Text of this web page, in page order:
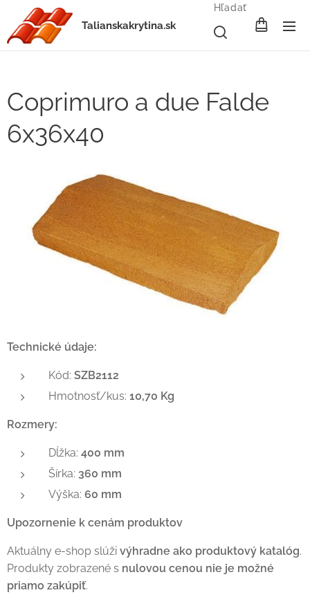
Talianskakrytina.sk
Hľadať
Coprimuro a due Falde
6x36x40
Technické údaje:
Kód: SZB2112
Hmotnosť/kus: 10,70 Kg
Rozmery:
Dĺžka: 400 mm
Šírka: 360 mm
Výška: 60 mm
Upozornenie k cenám produktov
Aktuálny e-shop slúži výhradne ako produktový katalóg.
Produkty zobrazené s nulovou cenou nie je možné
priamo zakúpiť.